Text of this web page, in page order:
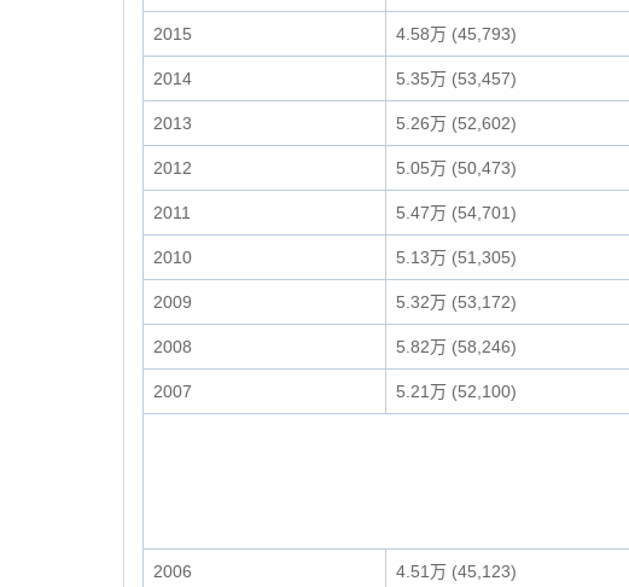
2015 4.58万 (45,793)
2014 5.35万 (53,457)
2013 5.26万 (52,602)
2012 5.05万 (50,473)
2011 5.47万 (54,701)
2010 5.13万 (51,305)
2009 5.32万 (53,172)
2008 5.82万 (58,246)
2007 5.21万 (52,100)
2006 4.51万 (45,123)